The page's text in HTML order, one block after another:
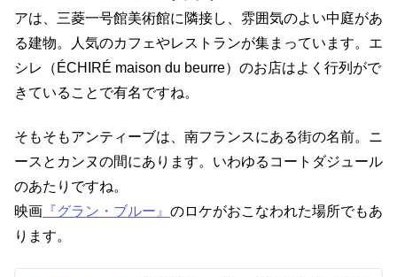
アは、三菱一号館美術館に隣接し、雰囲気のよい中庭があ
る建物。人気のカフェやレストランが集まっています。エ
シレ（ÉCHIRÉ maison du beurre）のお店はよく行列がで
きていることで有名ですね。
そもそもアンティーブは、南フランスにある街の名前。ニ
ースとカンヌの間にあります。いわゆるコートダジュール
のあたりですね。
映画 『グラン・ブルー』 のロケがおこなわれた場所でもあ
ります。